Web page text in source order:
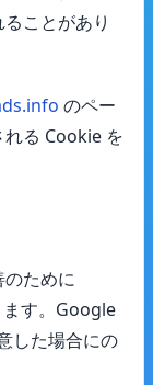
ことがあり
のペー
る Cookie を
ために
す。Google
した場合にの